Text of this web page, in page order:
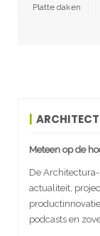
Platte daken
Meteen op de
De
actualiteit,
podcasts en